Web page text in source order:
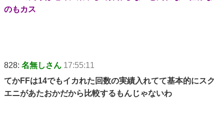
のもカス
828: 名無しさん 17:55:11
てかFFは14でもイカれた回数の実績入れてて基本的にスク
エニがあたおかだから比較するもんじゃないわ